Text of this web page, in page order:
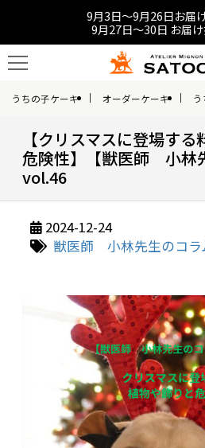
9月3日～9月26日お届
9月27日～30日 お届
うちの子ケーキ オーダーケーキ
【クリスマスに登場す
危険性】【獣医師 小林
vol.46
2024-12-24
獣医師 小林先生のコラ